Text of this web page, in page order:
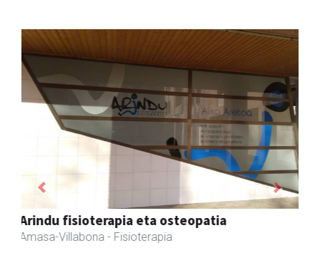
Iraola aholkularitza
Amasa-Villabona - Abokatuak
Previous Next